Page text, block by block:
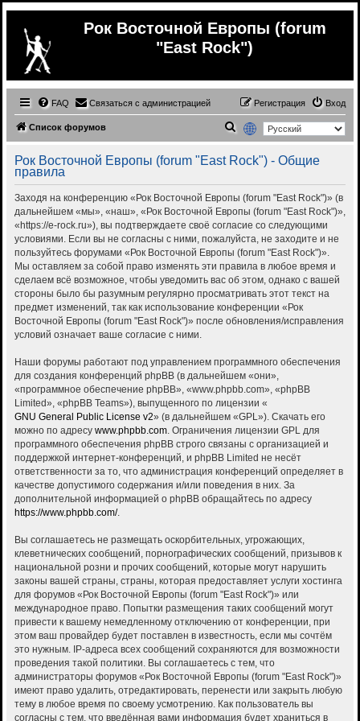
Рок Восточной Европы (forum
"East Rock")
FAQ Связаться с администрацией Вход
Регистрация
Список форумов
и
с
к
Рок Восточной Европы (forum "East Rock") - Общие
правила
Заходя на конференцию «Рок Восточной Европы (forum "East Rock")» (в
дальнейшем «мы», «наш», «Рок Восточной Европы (forum "East Rock")»,
«https://e-rock.ru»), вы подтверждаете своё согласие со следующими
условиями. Если вы не согласны с ними, пожалуйста, не заходите и не
пользуйтесь форумами «Рок Восточной Европы (forum "East Rock")».
Мы оставляем за собой право изменять эти правила в любое время и
сделаем всё возможное, чтобы уведомить вас об этом, однако с вашей
стороны было бы разумным регулярно просматривать этот текст на
предмет изменений, так как использование конференции «Рок
Восточной Европы (forum "East Rock")» после обновления/исправления
условий означает ваше согласие с ними.
Наши форумы работают под управлением программного обеспечения
для создания конференций phpBB (в дальнейшем «они»,
«программное обеспечение phpBB», «www.phpbb.com», «phpBB
Limited», «phpBB Teams»), выпущенного по лицензии «
GNU General Public License v2» (в дальнейшем «GPL»). Скачать его
можно по адресу www.phpbb.com. Ограничения лицензии GPL для
программного обеспечения phpBB строго связаны с организацией и
поддержкой интернет-конференций, и phpBB Limited не несёт
ответственности за то, что администрация конференций определяет в
качестве допустимого содержания и/или поведения в них. За
дополнительной информацией о phpBB обращайтесь по адресу
https://www.phpbb.com/.
Вы соглашаетесь не размещать оскорбительных, угрожающих,
клеветнических сообщений, порнографических сообщений, призывов к
национальной розни и прочих сообщений, которые могут нарушить
законы вашей страны, страны, которая предоставляет услуги хостинга
для форумов «Рок Восточной Европы (forum "East Rock")» или
международное право. Попытки размещения таких сообщений могут
привести к вашему немедленному отключению от конференции, при
этом ваш провайдер будет поставлен в известность, если мы сочтём
это нужным. IP-адреса всех сообщений сохраняются для возможности
проведения такой политики. Вы соглашаетесь с тем, что
администраторы форумов «Рок Восточной Европы (forum "East Rock")»
имеют право удалить, отредактировать, перенести или закрыть любую
тему в любое время по своему усмотрению. Как пользователь вы
согласны с тем, что введённая вами информация будет храниться в